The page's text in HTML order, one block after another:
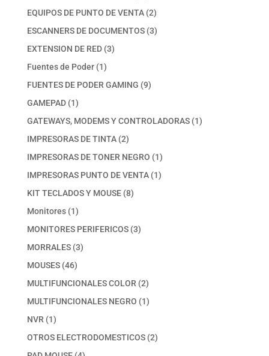
productos
EQUIPOS DE PUNTO DE VENTA 22
productos
ESCANNERS DE DOCUMENTOS 33
EXTENSION DE RED 33
Fuentes de Poder 11
producto
FUENTES DE PODER GAMING 99
GAMEPAD 11
producto
GATEWAYS, MODEMS Y CONTROLADORAS 11
IMPRESORAS DE TINTA 22
productos
IMPRESORAS DE TONER NEGRO 11
producto
IMPRESORAS PUNTO DE VENTA 11
KIT TECLADOS Y MOUSE 88
Monitores 11
producto
MONITORES PERIFERICOS 33
MORRALES 33
MOUSES 4646
productos
MULTIFUNCIONALES COLOR 22
productos
MULTIFUNCIONALES NEGRO 11
NVR 11
producto
OTROS ELECTRODOMESTICOS 22